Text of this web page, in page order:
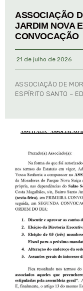
ASSOCIAÇÃO
JARDIM NOVA
CONVOCAÇÃO
21 de julho de 2026
ASSOCIAÇÃO DE
ESPÍRITO SANTO –